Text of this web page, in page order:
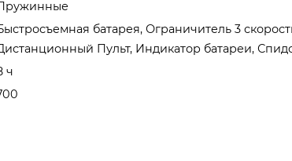
батарея, Ограничитель 3
Пульт, Индикатор батареи,
ч